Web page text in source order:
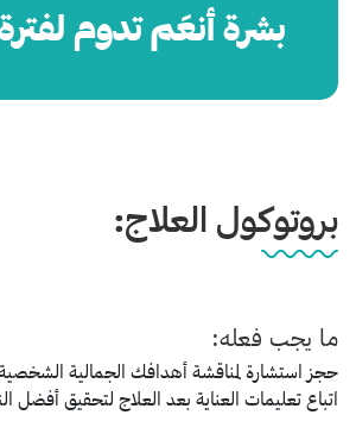
بشرة أنعَم تدوم
بروتوكول العلاج:
ما يجب فعله:
حجز استشارة لمناقشة أهدافك الجمالية
اتباع تعليمات العناية بعد العلاج لتحقيق أفضل